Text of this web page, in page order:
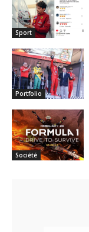
Sport
Portfolio
Société